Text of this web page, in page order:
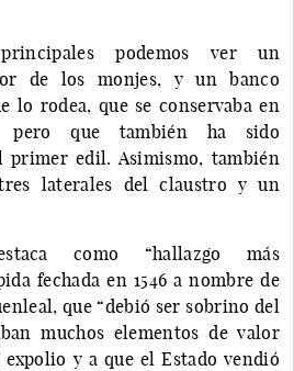
podemos ver un
de los monjes, y un banco
lo rodea, que se conservaba en
pero que también ha sido
primer edil. Asimismo, también
laterales del claustro y un
como “hallazgo más
fechada en 1546 a nombre de
que “debió ser sobrino del
muchos elementos de valor
y a que el Estado vendió